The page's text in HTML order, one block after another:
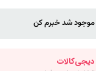
موجود شد خبرم کن